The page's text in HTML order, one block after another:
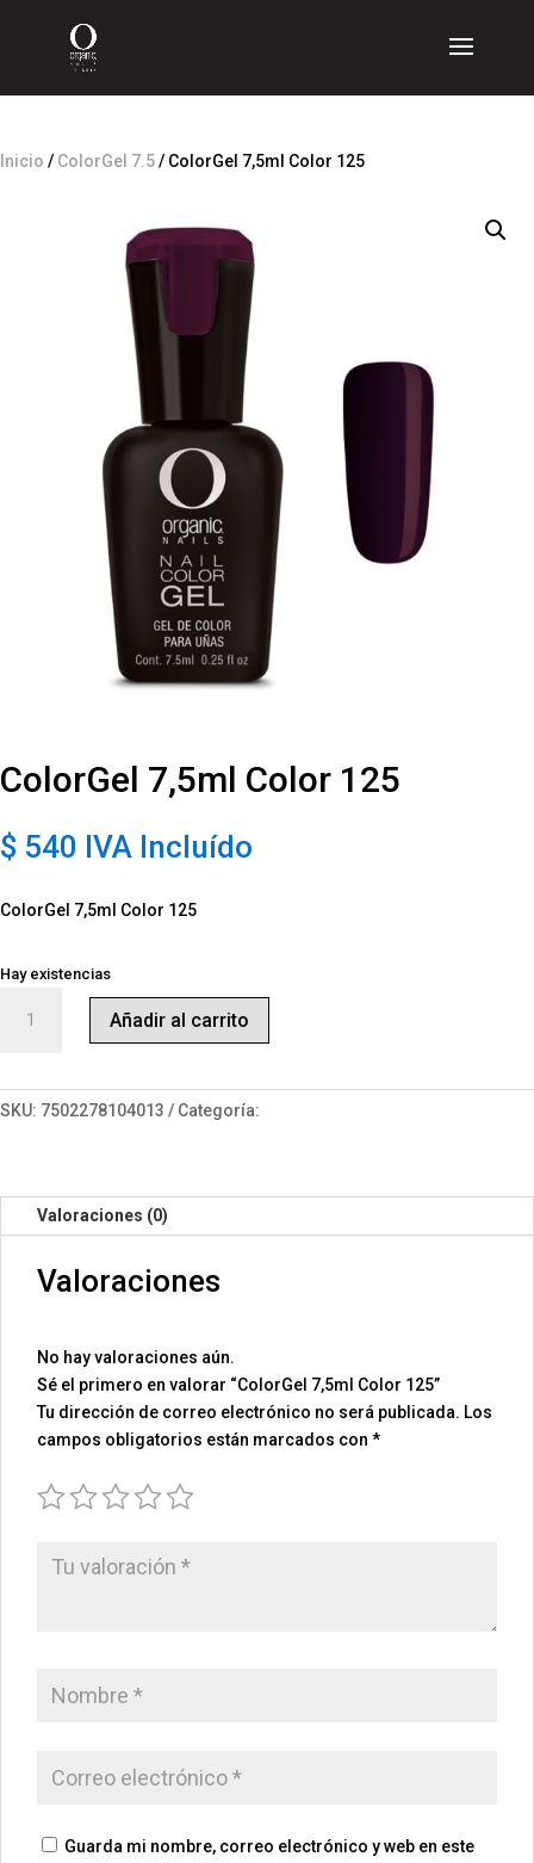
Inicio / ColorGel 7.5/ ColorGel 7,5ml Color 125
ColorGel 7,5ml Color 125
$ 540 IVA Incluído
ColorGel 7,5ml Color 125
Hay existencias
7,5ml
cantidad
Añadir al carrito
SKU: 7502278104013 Categoría:
Valoraciones (0)
Valoraciones
No hay valoraciones aún.
Sé el primero en valorar “ColorGel 7,5ml Color 125”
Tu dirección de correo electrónico no será publicada. Los
campos obligatorios están marcados con *
Guarda mi nombre, correo electrónico y web en este